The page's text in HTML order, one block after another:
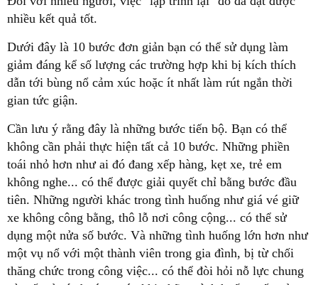
nhiều kết quả tốt.
Dưới đây là 10 bước đơn giản bạn có thể sử dụng làm
giảm đáng kể số lượng các trường hợp khi bị kích thích
dẫn tới bùng nổ cảm xúc hoặc ít nhất làm rút ngắn thời
gian tức giận.
Cần lưu ý rằng đây là những bước tiến bộ. Bạn có thể
không cần phải thực hiện tất cả 10 bước. Những phiền
toái nhỏ hơn như ai đó đang xếp hàng, kẹt xe, trẻ em
không nghe... có thể được giải quyết chỉ bằng bước đầu
tiên. Những người khác trong tình huống như giá vé giữ
xe không công bằng, thô lỗ nơi công cộng... có thể sử
dụng một nửa số bước. Và những tình huống lớn hơn như
một vụ nổ với một thành viên trong gia đình, bị từ chối
thăng chức trong công việc... có thể đòi hỏi nỗ lực chung